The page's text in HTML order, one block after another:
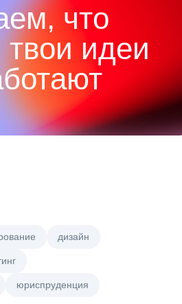
что
твои идеи
дизайн
юриспруденция